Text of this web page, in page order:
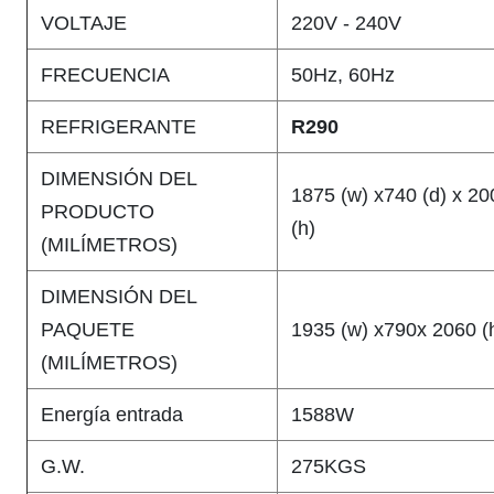
VOLTAJE 220V - 240V
FRECUENCIA 50Hz, 60Hz
REFRIGERANTE R290
DIMENSIÓN DEL
PRODUCTO
(MILÍMETROS)
1875 (w) x740 (d) x
(h)
DIMENSIÓN DEL
PAQUETE
(MILÍMETROS)
1935 (w) x790x 2060
Energía entrada 1588W
G.W. 275KGS